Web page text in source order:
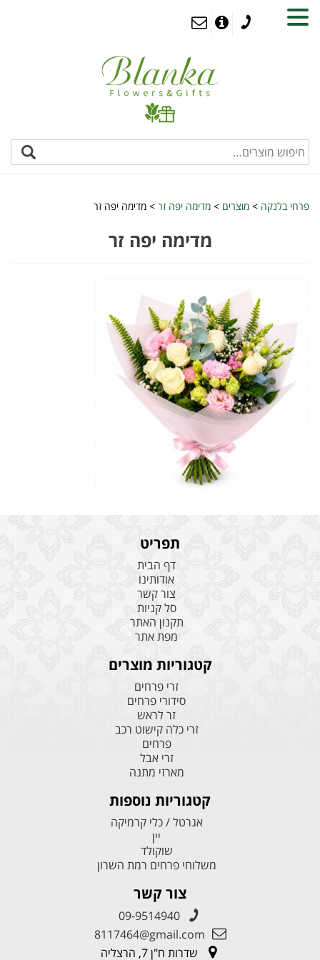
פרחי בלנקה > מוצרים > מדימה יפה זר > מדימה יפה זר
מדימה יפה זר
תפריט
דף הבית
אודותינו
צור קשר
סל קניות
תקנון האתר
מפת אתר
קטגוריות מוצרים
זרי פרחים
סידורי פרחים
זר לראש
זרי כלה קישוט רכב
פרחים
זרי אבל
מארזי מתנה
קטגוריות נוספות
אגרטל / כלי קרמיקה
יין
שוקולד
משלוחי פרחים רמת השרון
צור קשר
09-9514940
8117464@gmail.com
שדרות ח"ן 7, הרצליה